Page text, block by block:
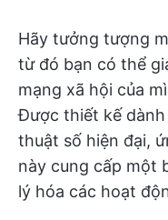
Hãy tưởng tượng
từ đó bạn có thể
mạng xã hội của
Được thiết kế
thuật số hiện đại,
này cung cấp một
lý hóa các hoạt